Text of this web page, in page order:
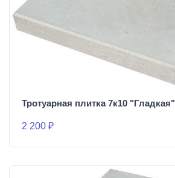
Тротуарная плитка 7к10 "Гладкая"
2 200 ₽